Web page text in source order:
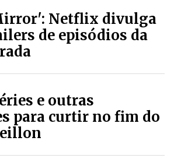
Netflix divulga
de episódios da
e outras
para curtir no fim do